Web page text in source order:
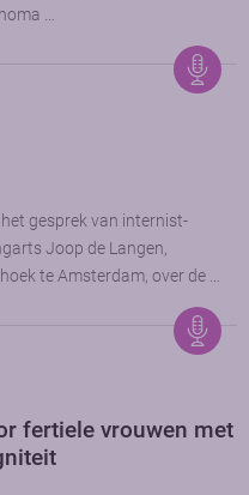
…
gesprek van internist-
Joop de Langen,
te Amsterdam, over de …
fertiele vrouwen met